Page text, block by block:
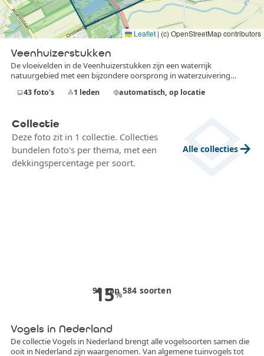
Leaflet | (c) OpenStreetMap contributors
Veenhuizerstukken
De vloeivelden in de Veenhuizerstukken zijn een waterrijk
natuurgebied met een bijzondere oorsprong in waterzuivering…
image43foto's person1 leden my_locationautomatisch, op locatie
layers
Collectie
Deze foto zit in 1 collectie. Collecties
bundelen foto's per thema, met een
dekkingspercentage per soort.
Alle collecties arrow_forward
15%
90 van584 soorten
Vogels in Nederland
De collectie Vogels in Nederland brengt alle vogelsoorten samen die
ooit in Nederland zijn waargenomen. Van algemene tuinvogels tot